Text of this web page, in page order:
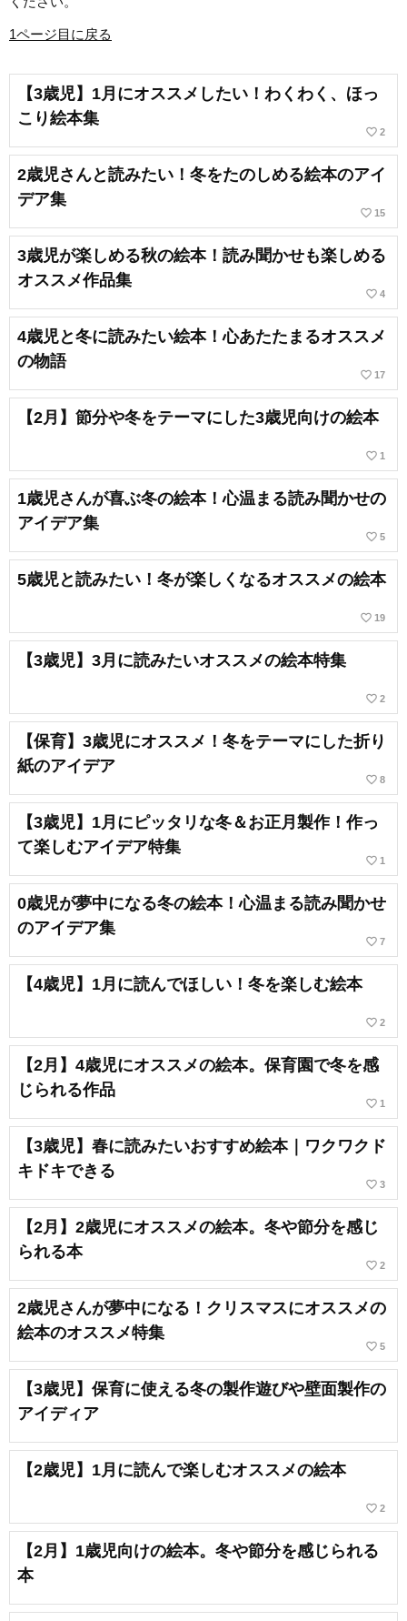
1ページ目に戻る
【3歳児】1月にオススメしたい！わくわく、ほっ
こり絵本集
favorite_border 2
2歳児さんと読みたい！冬をたのしめる絵本のアイ
デア集
favorite_border 15
3歳児が楽しめる秋の絵本！読み聞かせも楽しめる
オススメ作品集
favorite_border 4
4歳児と冬に読みたい絵本！心あたたまるオススメ
の物語
favorite_border 17
【2月】節分や冬をテーマにした3歳児向けの絵本
favorite_border 1
1歳児さんが喜ぶ冬の絵本！心温まる読み聞かせの
アイデア集
favorite_border 5
5歳児と読みたい！冬が楽しくなるオススメの絵本
favorite_border 19
【3歳児】3月に読みたいオススメの絵本特集
favorite_border 2
【保育】3歳児にオススメ！冬をテーマにした折り
紙のアイデア
favorite_border 8
【3歳児】1月にピッタリな冬＆お正月製作！作っ
て楽しむアイデア特集
favorite_border 1
0歳児が夢中になる冬の絵本！心温まる読み聞かせ
のアイデア集
favorite_border 7
【4歳児】1月に読んでほしい！冬を楽しむ絵本
favorite_border 2
【2月】4歳児にオススメの絵本。保育園で冬を感
じられる作品
favorite_border 1
【3歳児】春に読みたいおすすめ絵本｜ワクワクド
キドキできる
favorite_border 3
【2月】2歳児にオススメの絵本。冬や節分を感じ
られる本
favorite_border 2
2歳児さんが夢中になる！クリスマスにオススメの
絵本のオススメ特集
favorite_border 5
【3歳児】保育に使える冬の製作遊びや壁面製作の
アイディア
【2歳児】1月に読んで楽しむオススメの絵本
favorite_border 2
【2月】1歳児向けの絵本。冬や節分を感じられる
本